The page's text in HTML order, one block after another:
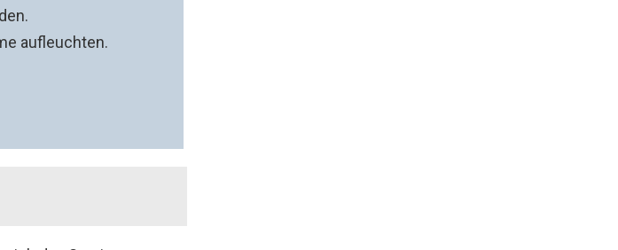
aufleuchten.